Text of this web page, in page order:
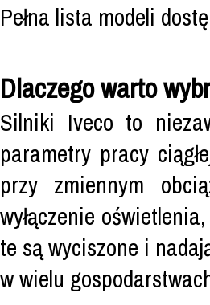
Pełna lista modeli
Dlaczego warto
Silniki Iveco to
parametry pracy
przy zmiennym
wyłączenie
te są wyciszone i
w wielu